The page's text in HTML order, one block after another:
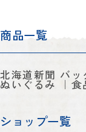
商品一覧
北海道新聞 バッ
ぬいぐるみ 食
ショップ一覧